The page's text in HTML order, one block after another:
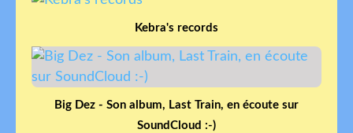
Kebra's records
Big Dez - Son album, Last Train, en écoute sur
SoundCloud :-)